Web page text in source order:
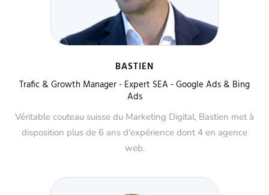
BASTIEN
Trafic & Growth Manager - Expert SEA - Google Ads & Bing
Ads
Véritable couteau suisse du Marketing Digital, Bastien met à
disposition plus de 6 ans d'expérience dont 4 en agence
web.